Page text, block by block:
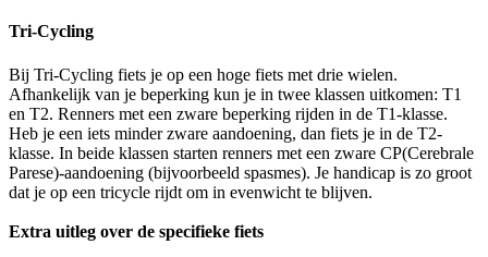
Tri-Cycling
Bij Tri-Cycling fiets je op een hoge fiets met drie wielen.
Afhankelijk van je beperking kun je in twee klassen uitkomen: T1
en T2. Renners met een zware beperking rijden in de T1-klasse.
Heb je een iets minder zware aandoening, dan fiets je in de T2-
klasse. In beide klassen starten renners met een zware CP(Cerebrale
Parese)-aandoening (bijvoorbeeld spasmes). Je handicap is zo groot
dat je op een tricycle rijdt om in evenwicht te blijven.
Extra uitleg over de specifieke fiets